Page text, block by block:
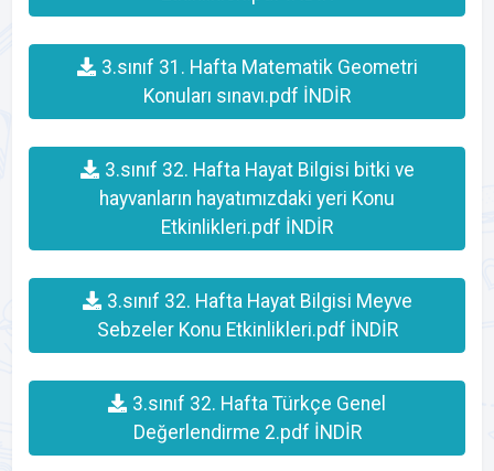
3.sınıf 31. Hafta Matematik Geometri
Konuları sınavı.pdf İNDİR
3.sınıf 32. Hafta Hayat Bilgisi bitki ve
hayvanların hayatımızdaki yeri Konu
Etkinlikleri.pdf İNDİR
3.sınıf 32. Hafta Hayat Bilgisi Meyve
Sebzeler Konu Etkinlikleri.pdf İNDİR
3.sınıf 32. Hafta Türkçe Genel
Değerlendirme 2.pdf İNDİR